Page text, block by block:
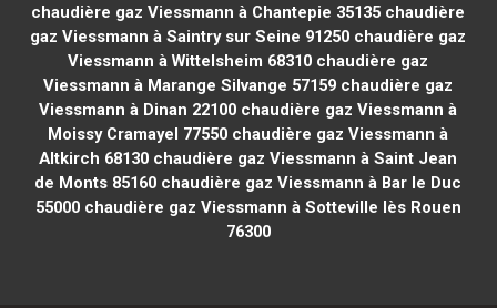
chaudière gaz Viessmann à Chantepie 35135 chaudière
gaz Viessmann à Saintry sur Seine 91250 chaudière gaz
Viessmann à Wittelsheim 68310 chaudière gaz
Viessmann à Marange Silvange 57159 chaudière gaz
Viessmann à Dinan 22100 chaudière gaz Viessmann à
Moissy Cramayel 77550 chaudière gaz Viessmann à
Altkirch 68130 chaudière gaz Viessmann à Saint Jean
de Monts 85160 chaudière gaz Viessmann à Bar le Duc
55000chaudière gaz Viessmann à Sotteville lès Rouen
76300